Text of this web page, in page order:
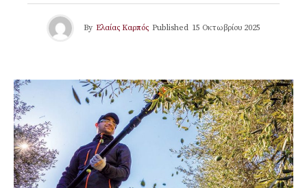
By Ελαίας Καρπός Published 15 Οκτωβρίου 2025